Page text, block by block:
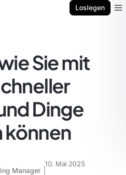
Loslegen
Sie mit
Dinge
können
Manager
10. Mai 2025